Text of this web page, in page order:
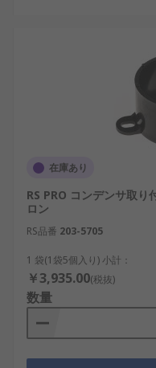
在庫あり
RS PRO コンデンサ取
ロン
RS品番 203-5705
1 袋(1袋5個入り) 小計：
￥3,935.00(税抜)
数量